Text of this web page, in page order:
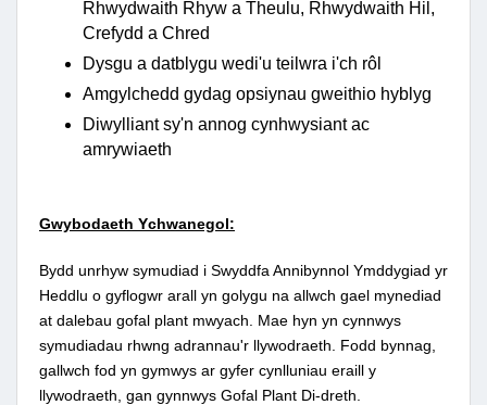
Rhwydwaith Rhyw a Theulu, Rhwydwaith Hil,
Crefydd a Chred
Dysgu a datblygu wedi'u teilwra i'ch rôl
Amgylchedd gydag opsiynau gweithio hyblyg
Diwylliant sy'n annog cynhwysiant ac
amrywiaeth
Gwybodaeth Ychwanegol:
Bydd unrhyw symudiad i Swyddfa Annibynnol Ymddygiad yr
Heddlu o gyflogwr arall yn golygu na allwch gael mynediad
at dalebau gofal plant mwyach.
Mae hyn yn cynnwys
symudiadau rhwng adrannau'r llywodraeth.
Fodd bynnag,
gallwch fod yn gymwys ar gyfer cynlluniau eraill y
llywodraeth, gan gynnwys Gofal Plant Di-dreth.